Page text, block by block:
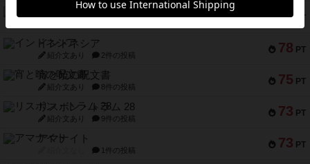
79 PT
テンプテーション
78 PT
インドネシア
紹介文あり 2件の投稿
75 PT
宵と暁の呪文書
紹介文あり 8件の投稿
73 PT
リスボン・トラム 28
紹介文あり 9件の投稿
73 PT
アマナイト
1件の投稿